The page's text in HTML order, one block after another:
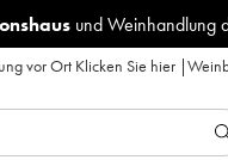
und Weinhandlung
vor Ort Klicken Sie hier|